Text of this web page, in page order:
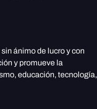
sin ánimo de lucro y con
y promueve la
educación, tecnología,